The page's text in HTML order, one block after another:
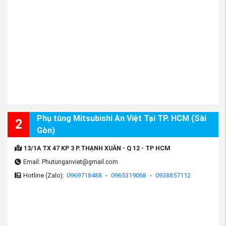
2
Phụ tùng Mitsubishi An Việt Tại TP. HCM (Sài
Gòn)
13/1A TX 47 KP 3 P.THẠNH XUÂN - Q 12 - TP HCM
Email: Phutunganviet@gmail.com
Hotline (Zalo): 0969718488 - 0965319068 - 0938857112